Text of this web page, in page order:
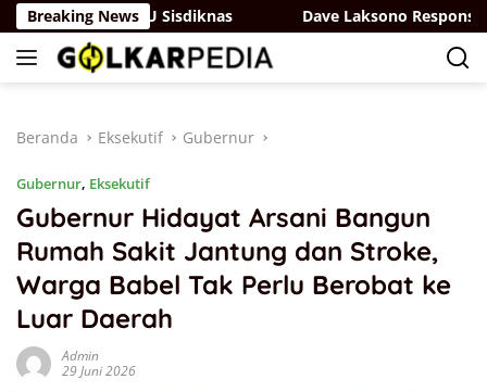
Langsung
ke
konten
Breaking News
di RUU Sisdiknas Dave Laksono Respons Isu
Beranda Eksekutif Gubernur
Gubernur, Eksekutif
Gubernur Hidayat Arsani Bangun
Rumah Sakit Jantung dan Stroke,
Warga Babel Tak Perlu Berobat ke
Luar Daerah
Admin
29 Juni 2026